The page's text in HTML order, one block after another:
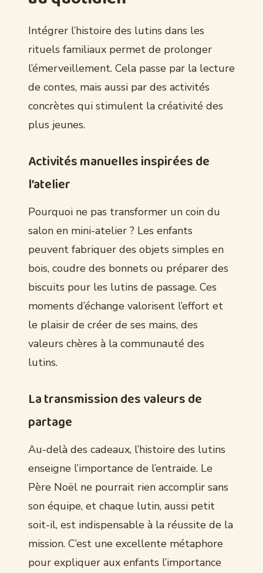
Intégrer l’histoire des lutins dans les
rituels familiaux permet de prolonger
l’émerveillement. Cela passe par la lecture
de contes, mais aussi par des activités
concrètes qui stimulent la créativité des
plus jeunes.
Activités manuelles inspirées de
l’atelier
Pourquoi ne pas transformer un coin du
salon en mini-atelier ? Les enfants
peuvent fabriquer des objets simples en
bois, coudre des bonnets ou préparer des
biscuits pour les lutins de passage. Ces
moments d’échange valorisent l’effort et
le plaisir de créer de ses mains, des
valeurs chères à la communauté des
lutins.
La transmission des valeurs de
partage
Au-delà des cadeaux, l’histoire des lutins
enseigne l’importance de l’entraide. Le
Père Noël ne pourrait rien accomplir sans
son équipe, et chaque lutin, aussi petit
soit-il, est indispensable à la réussite de la
mission. C’est une excellente métaphore
pour expliquer aux enfants l’importance